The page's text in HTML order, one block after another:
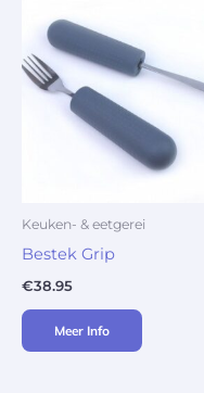
Keuken- & eetgerei
Bestek Grip
€38.95
Meer Info